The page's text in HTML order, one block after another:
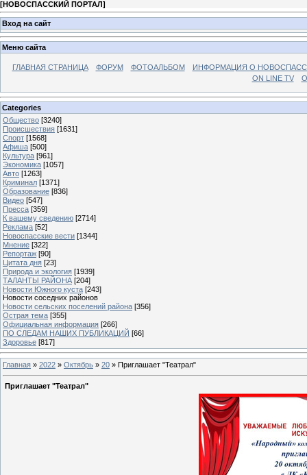
[НОВОСПАССКИЙ ПОРТАЛ]
Вход на сайт
Меню сайта
ГЛАВНАЯ СТРАНИЦА ФОРУМ ФОТОАЛЬБОМ
ИНФОРМАЦИЯ О
ON LINE TV
Categories
Общество [3240]
Происшествия [1631]
Спорт [1568]
Афиша [500]
Культура [961]
Экономика [1057]
Авто [1263]
Криминал [1371]
Образование [836]
Видео [547]
Пресса [359]
К вашему сведению [2714]
Реклама [52]
Новоспасские вести [1344]
Мнение [322]
Репортаж [90]
Цитата дня [23]
Природа и экология [1939]
ТАЛАНТЫ РАЙОНА [204]
Новости Южного куста [243]
Новости соседних районов
Новости сельских поселений района [356]
Острая тема [355]
Официальная информация [266]
ПО СЛЕДАМ НАШИХ ПУБЛИКАЦИЙ [66]
Здоровье [817]
Главная » 2022 » Октябрь » 20 » Приглашает "Театрал"
Приглашает "Театрал"